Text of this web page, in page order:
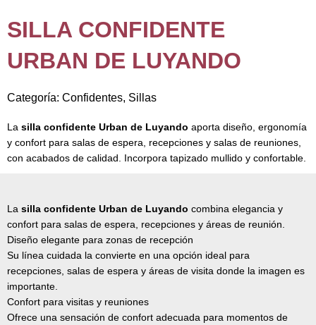
SILLA CONFIDENTE
URBAN DE LUYANDO
Categoría: Confidentes, Sillas
La silla confidente Urban de Luyando aporta diseño, ergonomía
y confort para salas de espera, recepciones y salas de reuniones,
con acabados de calidad. Incorpora tapizado mullido y confortable.
La silla confidente Urban de Luyando combina elegancia y
confort para salas de espera, recepciones y áreas de reunión.
Diseño elegante para zonas de recepción
Su línea cuidada la convierte en una opción ideal para
recepciones, salas de espera y áreas de visita donde la imagen es
importante.
Confort para visitas y reuniones
Ofrece una sensación de confort adecuada para momentos de